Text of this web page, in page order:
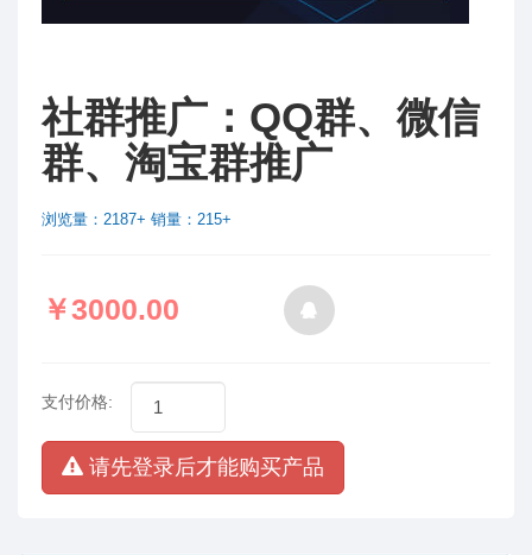
社群推广：QQ群、微信
群、淘宝群推广
浏览量：2187+ 销量：215+
￥3000.00
支付价格:
请先登录后才能购买产品